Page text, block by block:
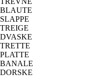
BLAUTE
SLAPPE
TREIGE
DVASKE
TRETTE
PLATTE
BANALE
DORSKE